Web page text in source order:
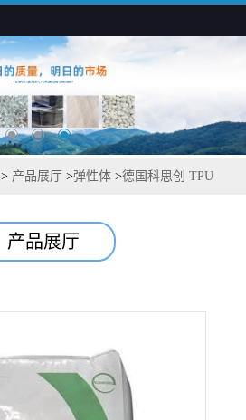
> 产品展厅 >弹性体 >德国科思创 TPU
产品展厅